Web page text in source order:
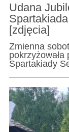
Udana
[zdjęcia]
Zmienna
Spartakiady